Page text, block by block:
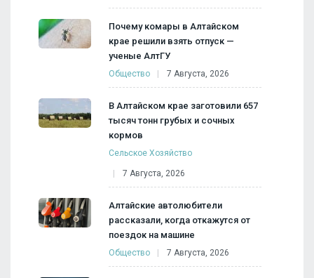
Почему комары в Алтайском
крае решили взять отпуск —
ученые АлтГУ
Общество 7 Августа, 2026
В Алтайском крае заготовили 657
тысяч тонн грубых и сочных
кормов
Сельское Хозяйство
7 Августа, 2026
Алтайские автолюбители
рассказали, когда откажутся от
поездок на машине
Общество 7 Августа, 2026